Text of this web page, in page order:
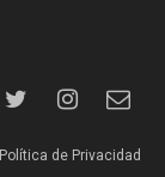
Política de Privacidad